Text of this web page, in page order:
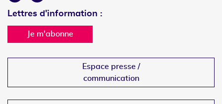
Lettres d'information :
Je m'abonne
Espace presse /
communication